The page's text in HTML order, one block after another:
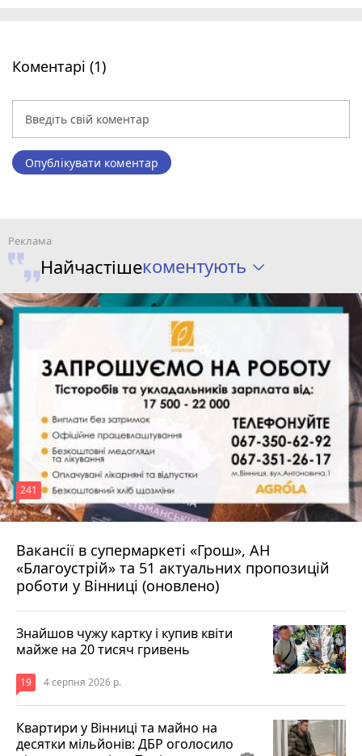
Коментарі (1)
Опублікувати коментар
Найчастішекоментують
Вакансії в супермаркеті «Грош», АН
«Благоустрій» та 51 актуальних пропозицій
роботи у Вінниці (оновлено)
241
4 серпня 2026 р.
Знайшов чужу картку і купив квіти
майже на 20 тисяч гривень
19 4 серпня 2026 р.
Квартири у Вінниці та майно на
десятки мільйонів: ДБР оголосило